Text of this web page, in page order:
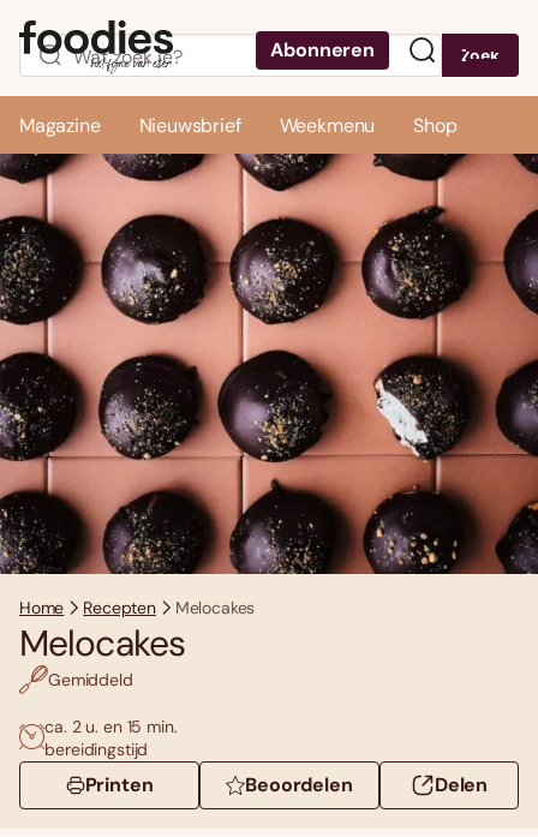
Abonneren Zoek
Magazine Nieuwsbrief Weekmenu Shop
Home Recepten Melocakes
Melocakes
Gemiddeld
ca. 2 u. en 15 min.
bereidingstijd
Printen Beoordelen Delen